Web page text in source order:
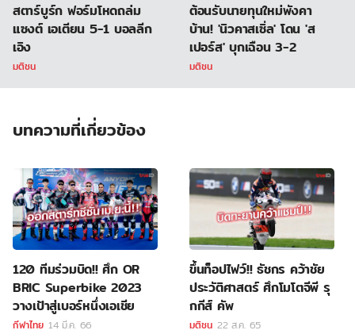
สตาร์บูร์ก ฟอร์มโหดถล่ม
แซงต์ เอเตียน 5-1 บอลลีก
เอิง
มติชน
ต้อนรับนายทุนใหม่พังคา
บ้าน! 'นิวคาสเซิ่ล' โดน 'ส
เปอร์ส' บุกเฉือน 3-2
มติชน
บทความที่เกี่ยวข้อง
120 ทีมร่วมบิด!! ศึก OR
BRIC Superbike 2023
วางเป้าสู่เบอร์หนึ่งเอเชีย
กีฬาไทย 14 มี.ค. 66
ขึ้นท็อปไฟว์!! ธัชกร คว้าชัย
ประวัติศาสตร์ ศึกโมโตจีพี รุ
กกีส์ คัพ
มติชน 22 ส.ค. 65